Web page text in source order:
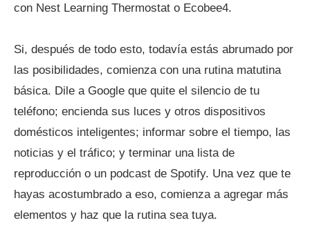
con Nest Learning Thermostat o Ecobee4.
Si, después de todo esto, todavía estás abrumado por
las posibilidades, comienza con una rutina matutina
básica. Dile a Google que quite el silencio de tu
teléfono; encienda sus luces y otros dispositivos
domésticos inteligentes; informar sobre el tiempo, las
noticias y el tráfico; y terminar una lista de
reproducción o un podcast de Spotify. Una vez que te
hayas acostumbrado a eso, comienza a agregar más
elementos y haz que la rutina sea tuya.